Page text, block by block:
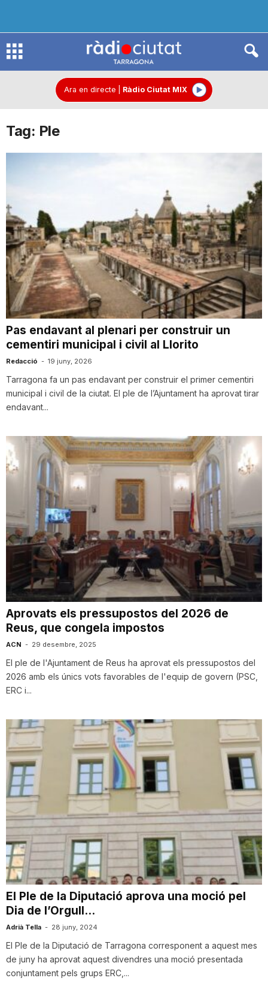
R
d
C
i
u
t
a
t
e
T
a
r
r
o
n
a
Ara en directe Ràdio Ciutat MIX
Tag: Ple
Pas endavant al plenari per construir un
cementiri municipal i civil al Llorito
Redacció - 19 juny, 2026
Tarragona fa un pas endavant per construir el primer cementiri
municipal i civil de la ciutat. El ple de l’Ajuntament ha aprovat tirar
endavant...
Aprovats els pressupostos del 2026 de
Reus, que congela impostos
ACN - 29 desembre, 2025
El ple de l'Ajuntament de Reus ha aprovat els pressupostos del
2026 amb els únics vots favorables de l'equip de govern (PSC,
ERC i...
El Ple de la Diputació aprova una moció pel
Dia de l’Orgull...
Adrià Tella - 28 juny, 2024
El Ple de la Diputació de Tarragona corresponent a aquest mes
de juny ha aprovat aquest divendres una moció presentada
conjuntament pels grups ERC,...